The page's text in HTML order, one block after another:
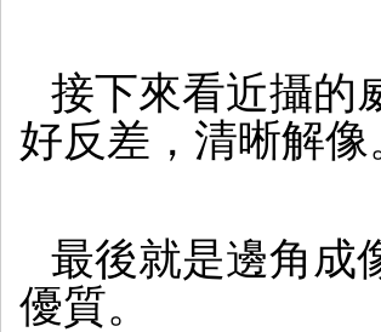
接下來看近攝的
好反差，清晰解像
最後就是邊角成
優質。